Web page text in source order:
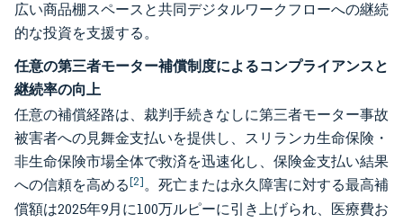
広い商品棚スペースと共同デジタルワークフローへの継続
的な投資を支援する。
任意の第三者モーター補償制度によるコンプライアンスと
継続率の向上
任意の補償経路は、裁判手続きなしに第三者モーター事故
被害者への見舞金支払いを提供し、スリランカ生命保険・
非生命保険市場全体で救済を迅速化し、保険金支払い結果
への信頼を高める[2]。死亡または永久障害に対する最高補
償額は2025年9月に100万ルピーに引き上げられ、医療費お